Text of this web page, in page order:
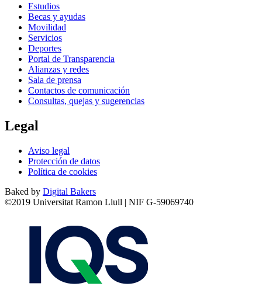
Estudios
Becas y ayudas
Movilidad
Servicios
Deportes
Portal de Transparencia
Alianzas y redes
Sala de prensa
Contactos de comunicación
Consultas, quejas y sugerencias
Legal
Aviso legal
Protección de datos
Política de cookies
Baked by Digital Bakers
©2019 Universitat Ramon Llull | NIF G-59069740